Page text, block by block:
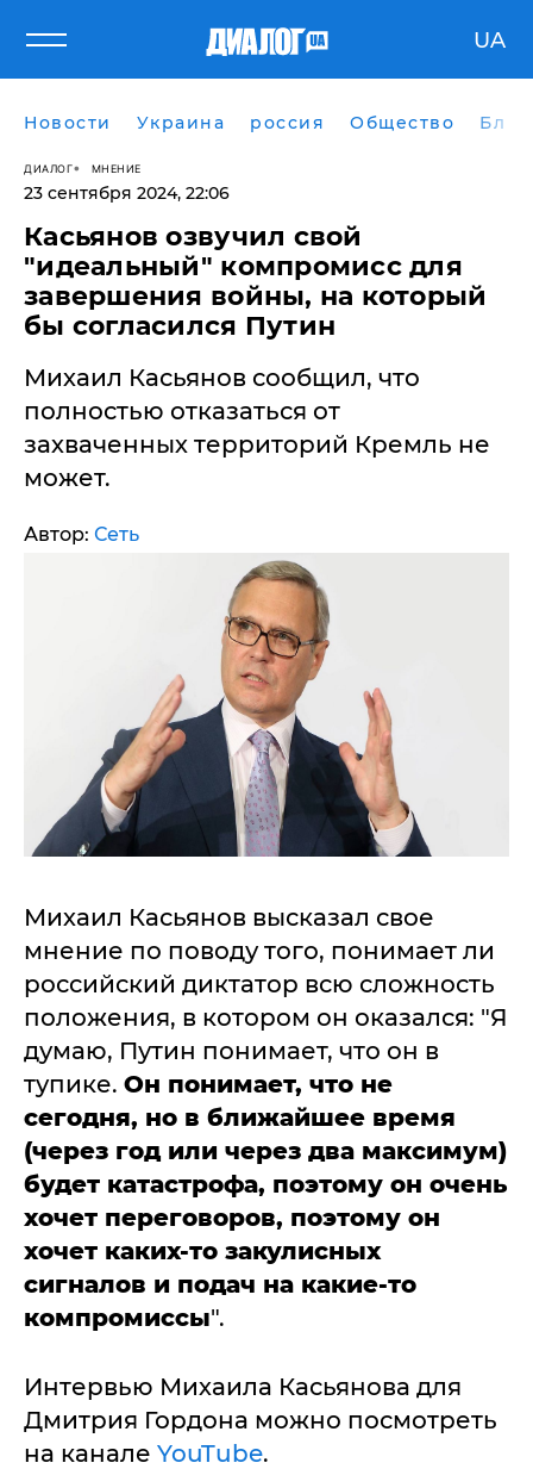
UA
Новости Украина россия Общество
ДИАЛОГ МНЕНИЕ
23 сентября 2024, 22:06
Касьянов озвучил свой
"идеальный" компромисс для
завершения войны, на который
бы согласился Путин
Михаил Касьянов сообщил, что
полностью отказаться от
захваченных территорий Кремль не
может.
Автор: Сеть
Михаил Касьянов высказал свое
мнение по поводу того, понимает ли
российский диктатор всю сложность
положения, в котором он оказался: "Я
думаю, Путин понимает, что он в
тупике. Он понимает, что не
сегодня, но в ближайшее время
(через год или через два максимум)
будет катастрофа, поэтому он очень
хочет переговоров, поэтому он
хочет каких-то закулисных
сигналов и подач на какие-то
компромиссы".
Интервью Михаила Касьянова для
Дмитрия Гордона можно посмотреть
на канале YouTube.